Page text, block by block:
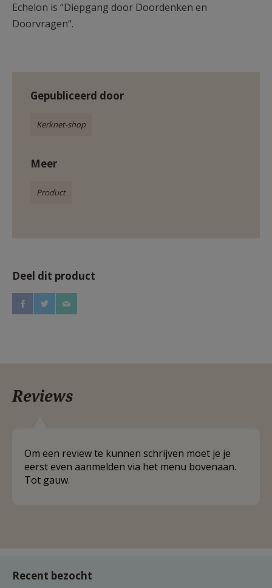
Echelon is “Diepgang door Doordenken en
Doorvragen“.
Gepubliceerd door
Kerknet-shop
Meer
Product
Deel dit product
Reviews
Om een review te kunnen schrijven moet je je
eerst even aanmelden via het menu bovenaan.
Tot gauw.
Recent bezocht